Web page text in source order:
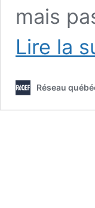
mais
Lire la
Réseau